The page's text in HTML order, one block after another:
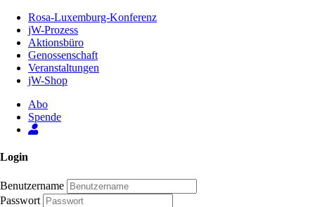
Inhalt
Seite
Rosa-Luxemburg-Konferenz
jW-Prozess
Aktionsbüro
Genossenschaft
Veranstaltungen
jW-Shop
Abo
Spende
Login
Benutzername
Passwort